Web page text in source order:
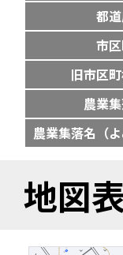
都
市
旧市区
農業
農業集落名（よ
地図